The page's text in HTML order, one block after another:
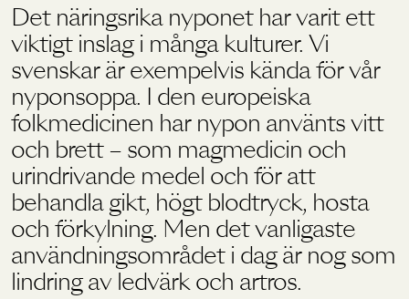
Holistics värld
Utbildning
För återförsäljare
Det näringsrika nyponet har varit ett
viktigt inslag i många kulturer. Vi
svenskar är exempelvis kända för vår
nyponsoppa. I den europeiska
folkmedicinen har nypon använts vitt
och brett – som magmedicin och
urindrivande medel och för att
behandla gikt, högt blodtryck, hosta
och förkylning. Men det vanligaste
användningsområdet i dag är nog som
lindring av ledvärk och artros.